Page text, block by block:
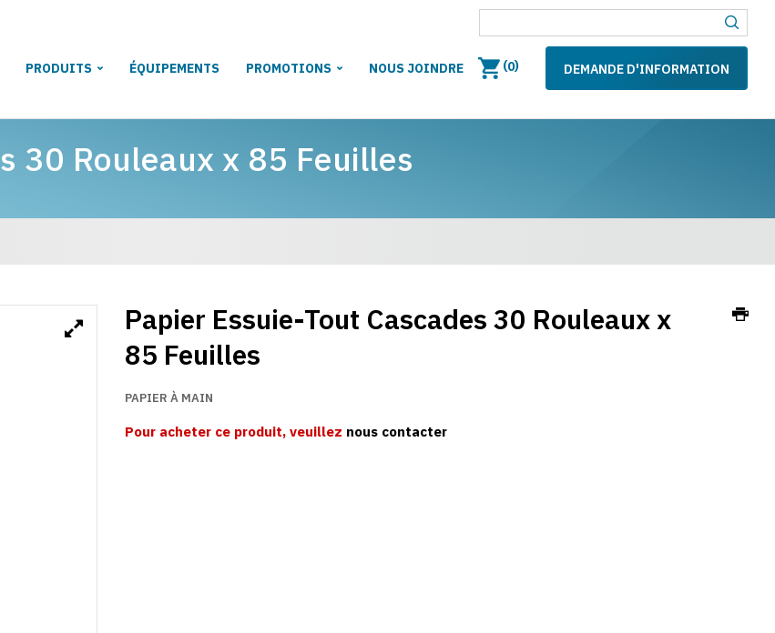
PRODUITS ÉQUIPEMENTS PROMOTIONS NOUS JOINDRE (0) DEMANDE D'INFORMATION
30 Rouleaux x 85 Feuilles
Papier Essuie-Tout Cascades 30 Rouleaux x
85 Feuilles
PAPIER À MAIN
Pour acheter ce produit, veuillez nous contacter